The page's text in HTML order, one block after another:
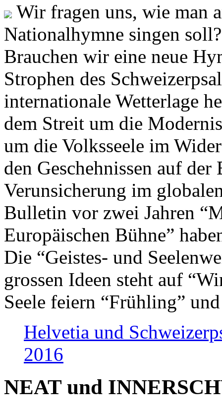
Wir fragen uns, wie man
Nationalhymne singen
Brauchen wir eine neue
Strophen des
internationale Wetterlage
dem Streit um die
um die Volksseele im
den Geschehnissen auf
Verunsicherung im
Bulletin vor zwei Jahren
Europäischen Bühne”
Die “Geistes- und
grossen Ideen steht auf
Seele feiern “Frühling”
Helvetia und
2016
NEAT und